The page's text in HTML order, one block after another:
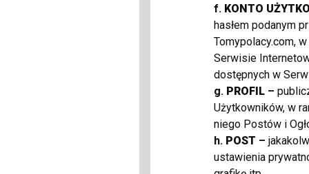
f. KONTO
hasłem podanym
Tomypolacy.com,
Serwisie
dostępnych w
g. PROFIL–
Użytkowników, w
niego Postów i
h. POST –
ustawienia
Nie
Kombinezon z
Powiązana firma:VIP